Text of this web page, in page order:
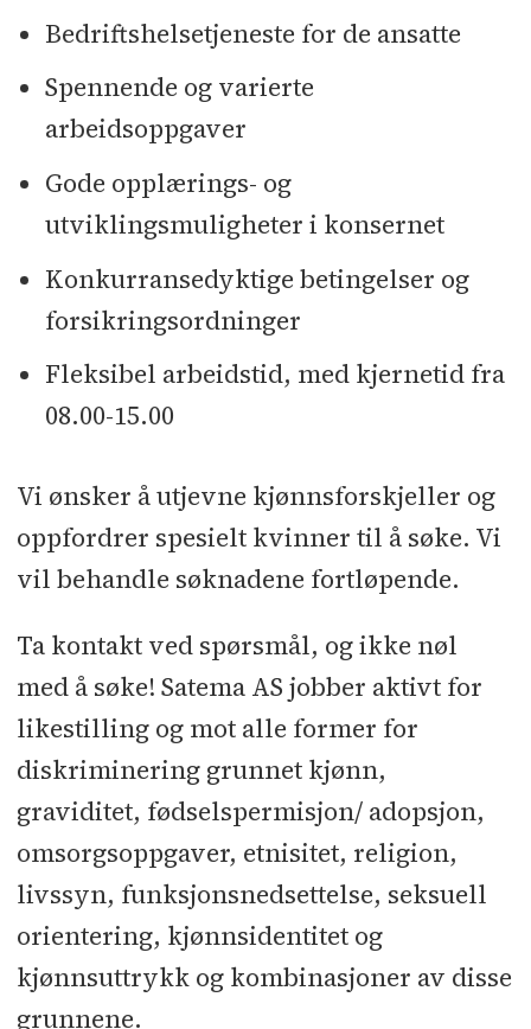
Bedriftshelsetjeneste for de ansatte
Spennende og varierte
arbeidsoppgaver
Gode opplærings- og
utviklingsmuligheter i konsernet
Konkurransedyktige betingelser og
forsikringsordninger
Fleksibel arbeidstid, med kjernetid fra
08.00-15.00
Vi ønsker å utjevne kjønnsforskjeller og
oppfordrer spesielt kvinner til å søke. Vi
vil behandle søknadene fortløpende.
Ta kontakt ved spørsmål, og ikke nøl
med å søke! Satema AS jobber aktivt for
likestilling og mot alle former for
diskriminering grunnet kjønn,
graviditet, fødselspermisjon/ adopsjon,
omsorgsoppgaver, etnisitet, religion,
livssyn, funksjonsnedsettelse, seksuell
orientering, kjønnsidentitet og
kjønnsuttrykk og kombinasjoner av disse
grunnene.